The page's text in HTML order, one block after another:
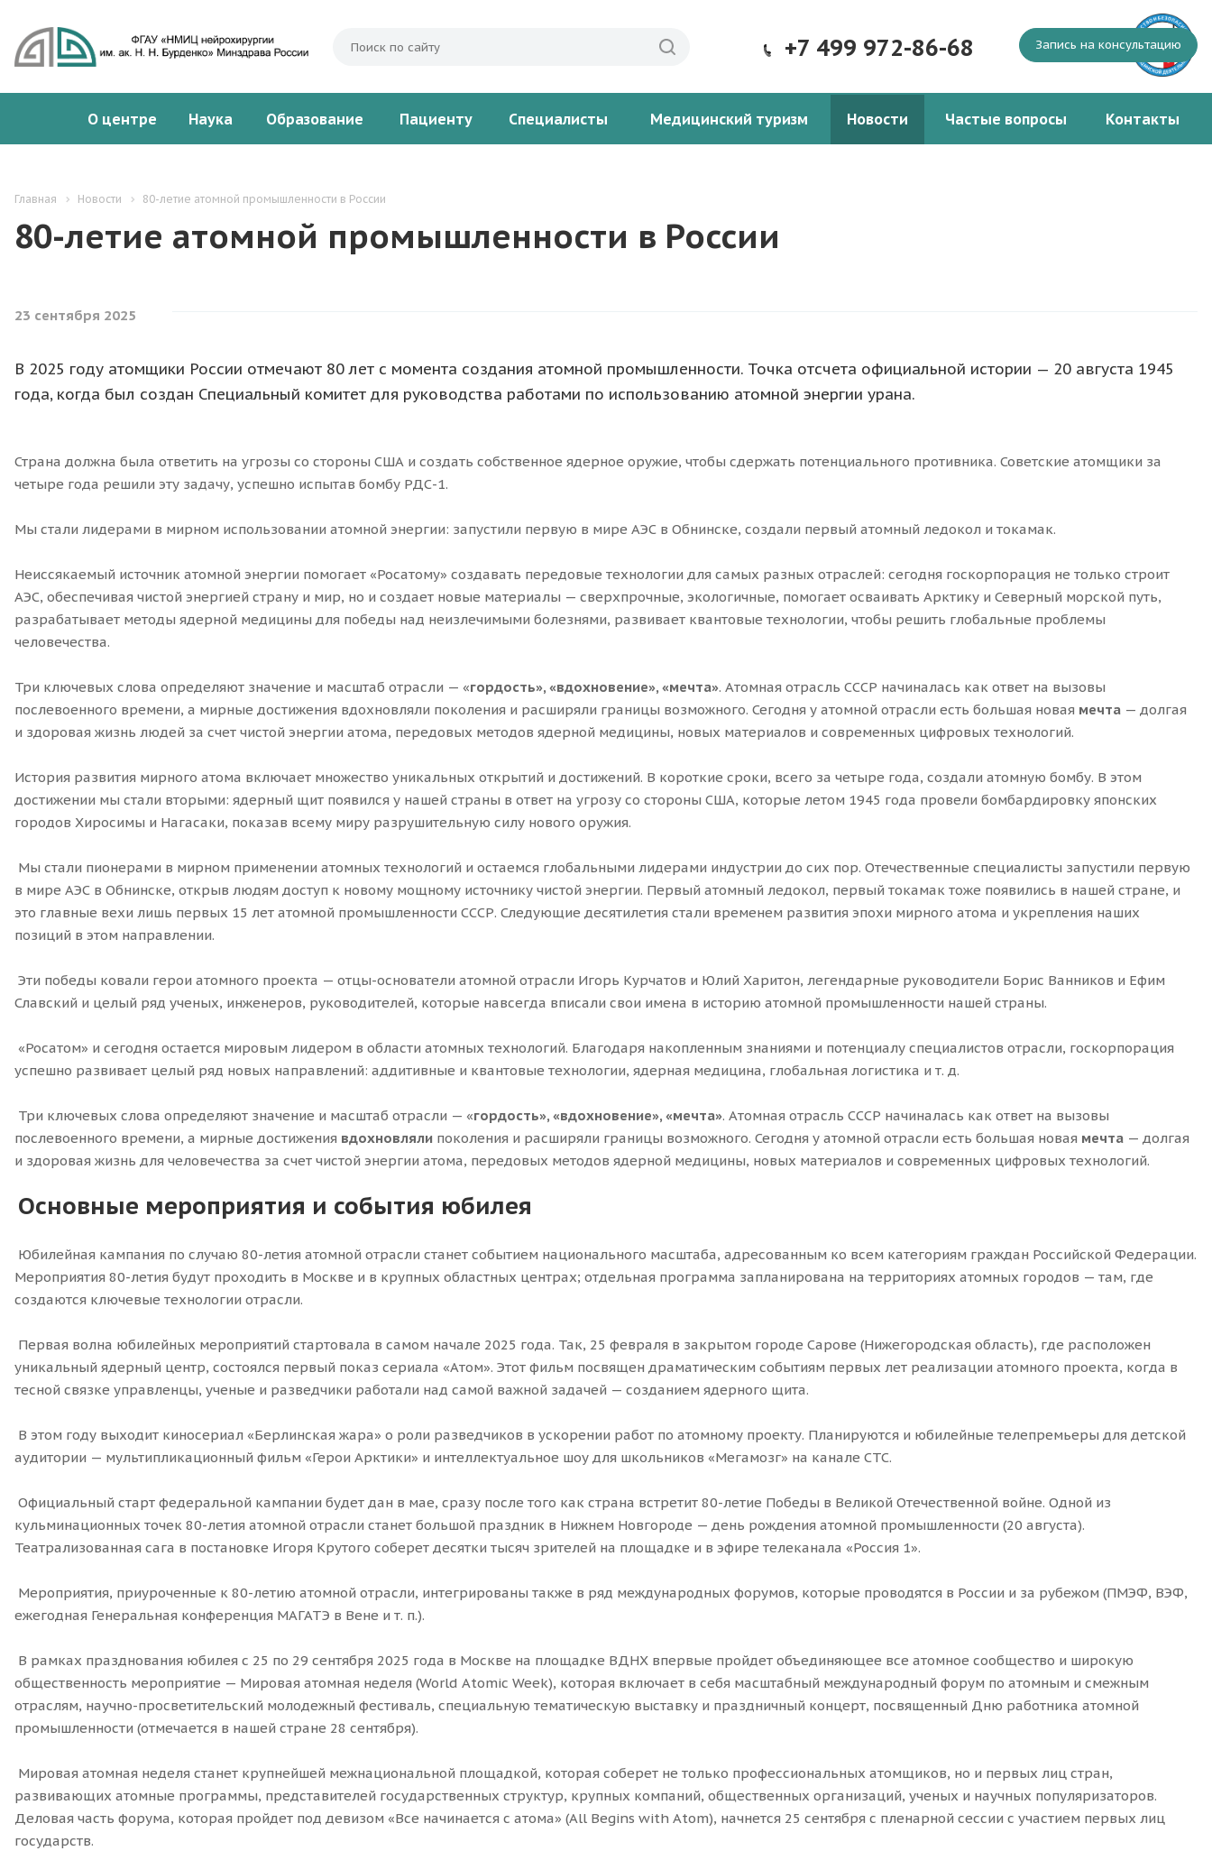
Запись на консультацию
+7 499 972-86-68
О центре Наука Образование Пациенту Специалисты Медицинский туризм Новости Частые вопросы Контакты
Главная Новости 80-летие атомной промышленности в России
80-летие атомной промышленности в России
23 сентября 2025
В 2025 году атомщики России отмечают 80 лет с момента создания атомной промышленности. Точка отсчета официальной истории — 20 августа 1945
года, когда был создан Специальный комитет для руководства работами по использованию атомной энергии урана.
Страна должна была ответить на угрозы со стороны США и создать собственное ядерное оружие, чтобы сдержать потенциального противника. Советские атомщики за
четыре года решили эту задачу, успешно испытав бомбу РДС-1.
Мы стали лидерами в мирном использовании атомной энергии: запустили первую в мире АЭС в Обнинске, создали первый атомный ледокол и токамак.
Неиссякаемый источник атомной энергии помогает «Росатому» создавать передовые технологии для самых разных отраслей: сегодня госкорпорация не только строит
АЭС, обеспечивая чистой энергией страну и мир, но и создает новые материалы — сверхпрочные, экологичные, помогает осваивать Арктику и Северный морской путь,
разрабатывает методы ядерной медицины для победы над неизлечимыми болезнями, развивает квантовые технологии, чтобы решить глобальные проблемы
человечества.
Три ключевых слова определяют значение и масштаб отрасли — «гордость», «вдохновение», «мечта». Атомная отрасль СССР начиналась как ответ на вызовы
послевоенного времени, а мирные достижения вдохновляли поколения и расширяли границы возможного. Сегодня у атомной отрасли есть большая новая мечта — долгая
и здоровая жизнь людей за счет чистой энергии атома, передовых методов ядерной медицины, новых материалов и современных цифровых технологий.
История развития мирного атома включает множество уникальных открытий и достижений. В короткие сроки, всего за четыре года, создали атомную бомбу. В этом
достижении мы стали вторыми: ядерный щит появился у нашей страны в ответ на угрозу со стороны США, которые летом 1945 года провели бомбардировку японских
городов Хиросимы и Нагасаки, показав всему миру разрушительную силу нового оружия.
Мы стали пионерами в мирном применении атомных технологий и остаемся глобальными лидерами индустрии до сих пор. Отечественные специалисты запустили первую
в мире АЭС в Обнинске, открыв людям доступ к новому мощному источнику чистой энергии. Первый атомный ледокол, первый токамак тоже появились в нашей стране, и
это главные вехи лишь первых 15 лет атомной промышленности СССР. Следующие десятилетия стали временем развития эпохи мирного атома и укрепления наших
позиций в этом направлении.
Эти победы ковали герои атомного проекта — отцы-основатели атомной отрасли Игорь Курчатов и Юлий Харитон, легендарные руководители Борис Ванников и Ефим
Славский и целый ряд ученых, инженеров, руководителей, которые навсегда вписали свои имена в историю атомной промышленности нашей страны.
«Росатом» и сегодня остается мировым лидером в области атомных технологий. Благодаря накопленным знаниями и потенциалу специалистов отрасли, госкорпорация
успешно развивает целый ряд новых направлений: аддитивные и квантовые технологии, ядерная медицина, глобальная логистика и т. д.
Три ключевых слова определяют значение и масштаб отрасли — «гордость», «вдохновение», «мечта». Атомная отрасль СССР начиналась как ответ на вызовы
послевоенного времени, а мирные достижения вдохновляли поколения и расширяли границы возможного. Сегодня у атомной отрасли есть большая новая мечта — долгая
и здоровая жизнь для человечества за счет чистой энергии атома, передовых методов ядерной медицины, новых материалов и современных цифровых технологий.
Основные мероприятия и события юбилея
Юбилейная кампания по случаю 80-летия атомной отрасли станет событием национального масштаба, адресованным ко всем категориям граждан Российской Федерации.
Мероприятия 80-летия будут проходить в Москве и в крупных областных центрах; отдельная программа запланирована на территориях атомных городов — там, где
создаются ключевые технологии отрасли.
Первая волна юбилейных мероприятий стартовала в самом начале 2025 года. Так, 25 февраля в закрытом городе Сарове (Нижегородская область), где расположен
уникальный ядерный центр, состоялся первый показ сериала «Атом». Этот фильм посвящен драматическим событиям первых лет реализации атомного проекта, когда в
тесной связке управленцы, ученые и разведчики работали над самой важной задачей — созданием ядерного щита.
В этом году выходит киносериал «Берлинская жара» о роли разведчиков в ускорении работ по атомному проекту. Планируются и юбилейные телепремьеры для детской
аудитории — мультипликационный фильм «Герои Арктики» и интеллектуальное шоу для школьников «Мегамозг» на канале СТС.
Официальный старт федеральной кампании будет дан в мае, сразу после того как страна встретит 80-летие Победы в Великой Отечественной войне. Одной из
кульминационных точек 80-летия атомной отрасли станет большой праздник в Нижнем Новгороде — день рождения атомной промышленности (20 августа).
Театрализованная сага в постановке Игоря Крутого соберет десятки тысяч зрителей на площадке и в эфире телеканала «Россия 1».
Мероприятия, приуроченные к 80-летию атомной отрасли, интегрированы также в ряд международных форумов, которые проводятся в России и за рубежом (ПМЭФ, ВЭФ,
ежегодная Генеральная конференция МАГАТЭ в Вене и т. п.).
В рамках празднования юбилея с 25 по 29 сентября 2025 года в Москве на площадке ВДНХ впервые пройдет объединяющее все атомное сообщество и широкую
общественность мероприятие — Мировая атомная неделя (World Atomic Week), которая включает в себя масштабный международный форум по атомным и смежным
отраслям, научно-просветительский молодежный фестиваль, специальную тематическую выставку и праздничный концерт, посвященный Дню работника атомной
промышленности (отмечается в нашей стране 28 сентября).
Мировая атомная неделя станет крупнейшей межнациональной площадкой, которая соберет не только профессиональных атомщиков, но и первых лиц стран,
развивающих атомные программы, представителей государственных структур, крупных компаний, общественных организаций, ученых и научных популяризаторов.
Деловая часть форума, которая пройдет под девизом «Все начинается с атома» (All Begins with Atom), начнется 25 сентября с пленарной сессии с участием первых лиц
государств.